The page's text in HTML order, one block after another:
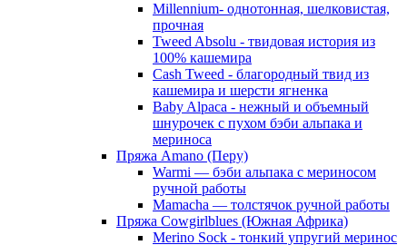
Millennium- однотонная, шелковистая,
прочная
Tweed Absolu - твидовая история из
100% кашемира
Cash Tweed - благородный твид из
кашемира и шерсти ягненка
Baby Alpaca - нежный и объемный
шнурочек с пухом бэби альпака и
мериноса
Пряжа Amano (Перу)
Warmi — бэби альпака с мериносом
ручной работы
Mamacha — толстячок ручной работы
Пряжа Cowgirlblues (Южная Африка)
Merino Sock - тонкий упругий меринос